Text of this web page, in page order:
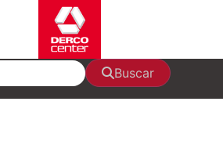
Buscar